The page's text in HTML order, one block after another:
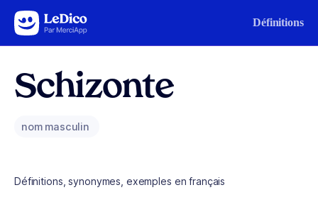
Aller au contenu Définitions
Schizonte
nom masculin
Définitions, synonymes, exemples en français